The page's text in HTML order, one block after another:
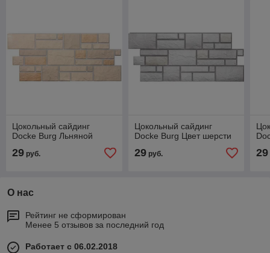
Цокольный сайдинг
Docke Burg Льняной
29 руб.
Цокольный сайдинг
Docke Burg Цвет шерсти
29руб. 29
О нас
Рейтинг не сформирован
Менее 5 отзывов за последний год
Работает с 06.02.2018